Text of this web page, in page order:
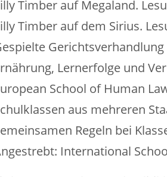
Timber auf Megaland.
Timber auf dem Sirius.
Lernerfolge und
School of Human
aus mehreren
Regeln bei
International